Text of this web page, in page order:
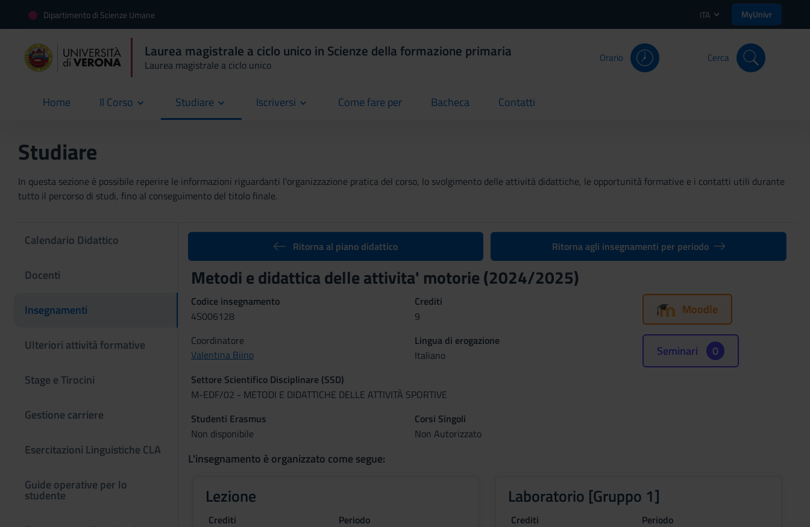
Dipartimento di Scienze Umane ITA MyUnivr
Laurea magistrale a ciclo unico in Scienze della formazione primaria
Laurea magistrale a ciclo unico
Orario Cerca
Home
current Il Corso Studiare Iscriversi Come fare per
current Bacheca
current Contatti
current
Studiare
In questa sezione è possibile reperire le informazioni riguardanti l'organizzazione pratica del corso, lo svolgimento delle attività didattiche, le opportunità formative e i contatti utili durante
tutto il percorso di studi, fino al conseguimento del titolo finale.
Calendario Didattico
Docenti
Insegnamenti
Ulteriori attività formative
Stage e Tirocini
Gestione carriere
Esercitazioni Linguistiche CLA
Guide operative per lo
studente
Ritorna al piano didattico Ritorna agli insegnamenti per periodo
Metodi e didattica delle attivita' motorie (2024/2025)
Codice insegnamento
4S006128
Crediti
9
Coordinatore
Valentina Biino
Lingua di erogazione
Italiano
Settore Scientifico Disciplinare (SSD)
M-EDF/02 - METODI E DIDATTICHE DELLE ATTIVITÀ SPORTIVE
Studenti Erasmus
Non disponibile
Corsi Singoli
Non Autorizzato
Moodle
Seminari 0
L'insegnamento è organizzato come segue:
Lezione
Crediti
Periodo
Laboratorio [Gruppo 1]
Crediti
Periodo